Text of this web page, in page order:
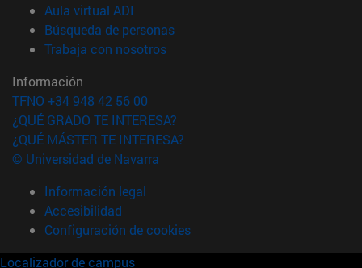
Aula virtual ADI
Búsqueda de personas(abre en nueva ventana)
Trabaja con nosotros(abre en nueva ventana)
Información
TFNO +34 948 42 56 00
¿QUÉ GRADO TE INTERESA?
¿QUÉ MÁSTER TE INTERESA?
© Universidad de Navarra
Información legal
Accesibilidad
Configuración de cookies
Localizador de campus